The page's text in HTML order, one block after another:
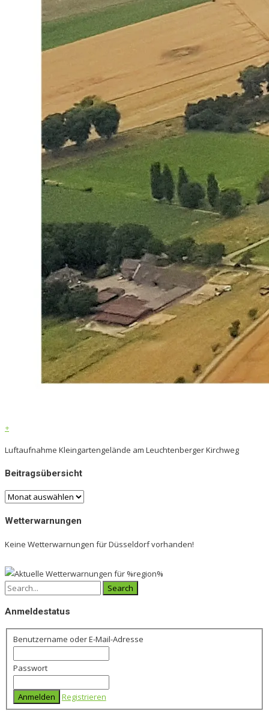
Luftaufnahme Kleingartengelände am Leuchtenberger Kirchweg
Beitragsübersicht
Beitragsübersicht
Wetterwarnungen
Keine Wetterwarnungen für Düsseldorf vorhanden!
Search
Anmeldestatus
Benutzername oder E-Mail-Adresse
Passwort
Registrieren